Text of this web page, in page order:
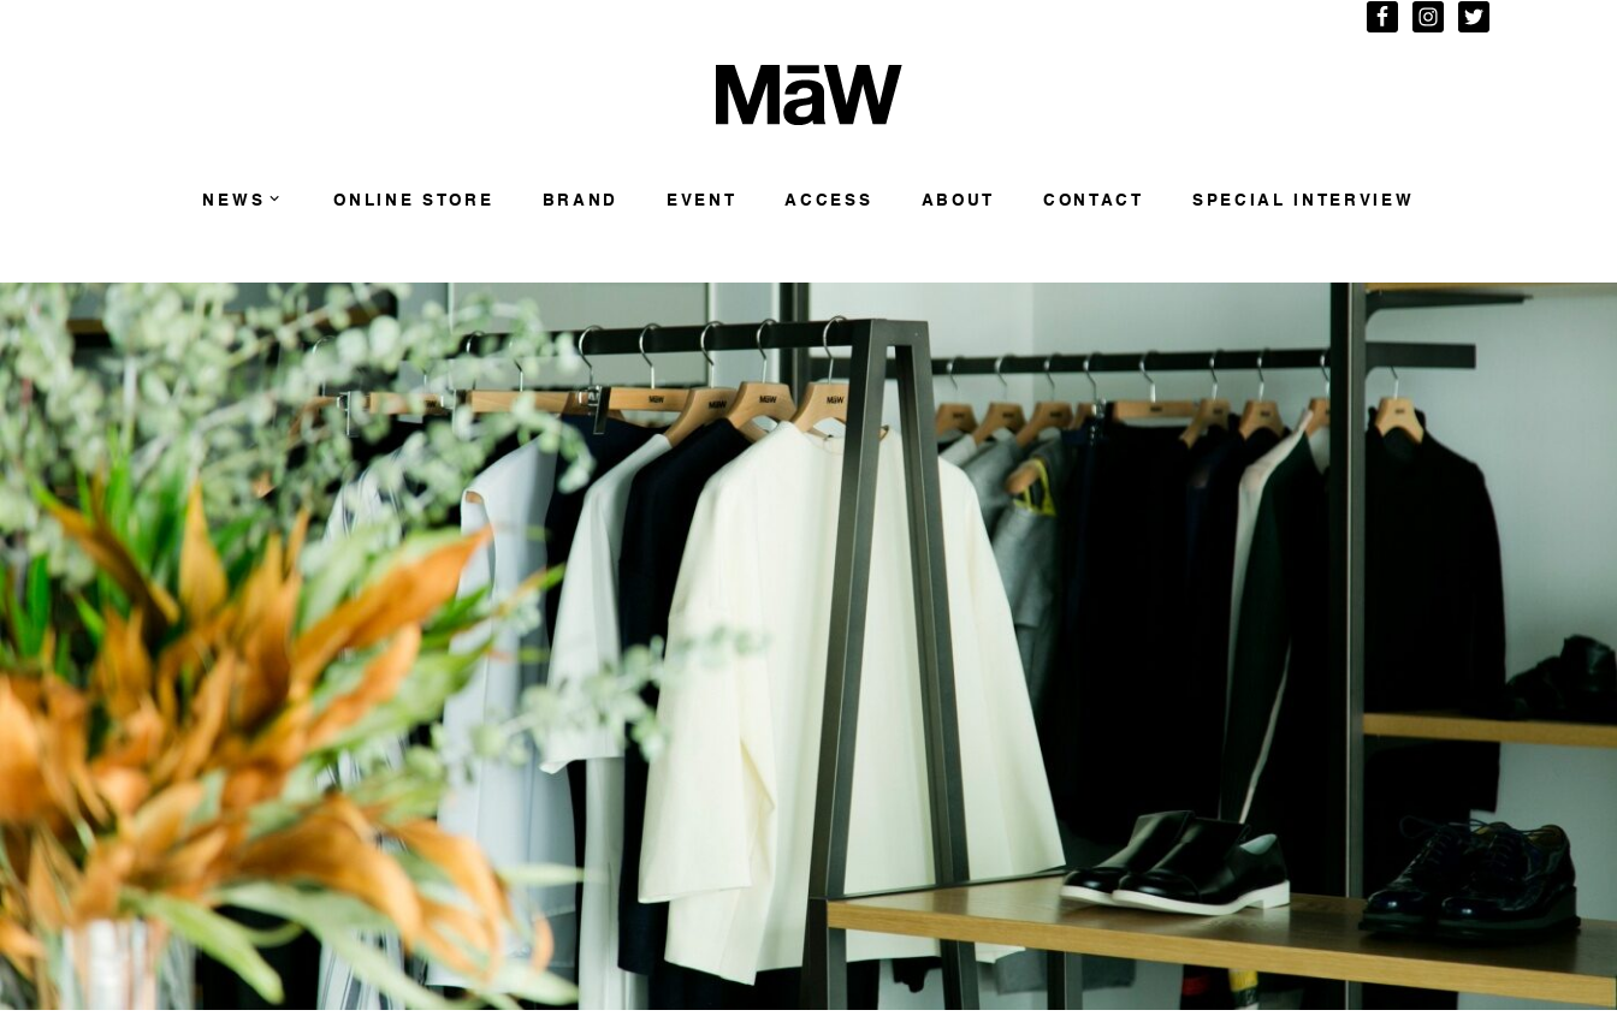
NEWS ONLINE STORE BRAND EVENT ACCESS ABOUT CONTACT SPECIAL INTERVIEW